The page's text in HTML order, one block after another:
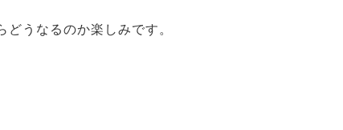
るのか楽しみです。